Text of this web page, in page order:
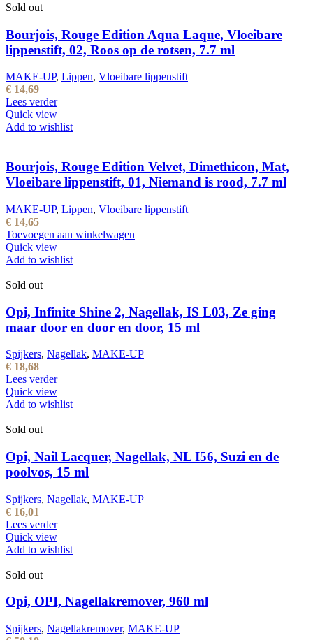
Sold out
Bourjois, Rouge Edition Aqua Laque, Vloeibare
lippenstift, 02, Roos op de rotsen, 7.7 ml
MAKE-UP, Lippen, Vloeibare lippenstift
€ 14,69
Lees verder
Quick view
Add to wishlist
Bourjois, Rouge Edition Velvet, Dimethicon, Mat,
Vloeibare lippenstift, 01, Niemand is rood, 7.7 ml
MAKE-UP, Lippen, Vloeibare lippenstift
€ 14,65
Toevoegen aan winkelwagen
Quick view
Add to wishlist
Sold out
Opi, Infinite Shine 2, Nagellak, IS L03, Ze ging
maar door en door en door, 15 ml
Spijkers, Nagellak, MAKE-UP
€ 18,68
Lees verder
Quick view
Add to wishlist
Sold out
Opi, Nail Lacquer, Nagellak, NL I56, Suzi en de
poolvos, 15 ml
Spijkers, Nagellak, MAKE-UP
€ 16,01
Lees verder
Quick view
Add to wishlist
Sold out
Opi, OPI, Nagellakremover, 960 ml
Spijkers, Nagellakremover, MAKE-UP